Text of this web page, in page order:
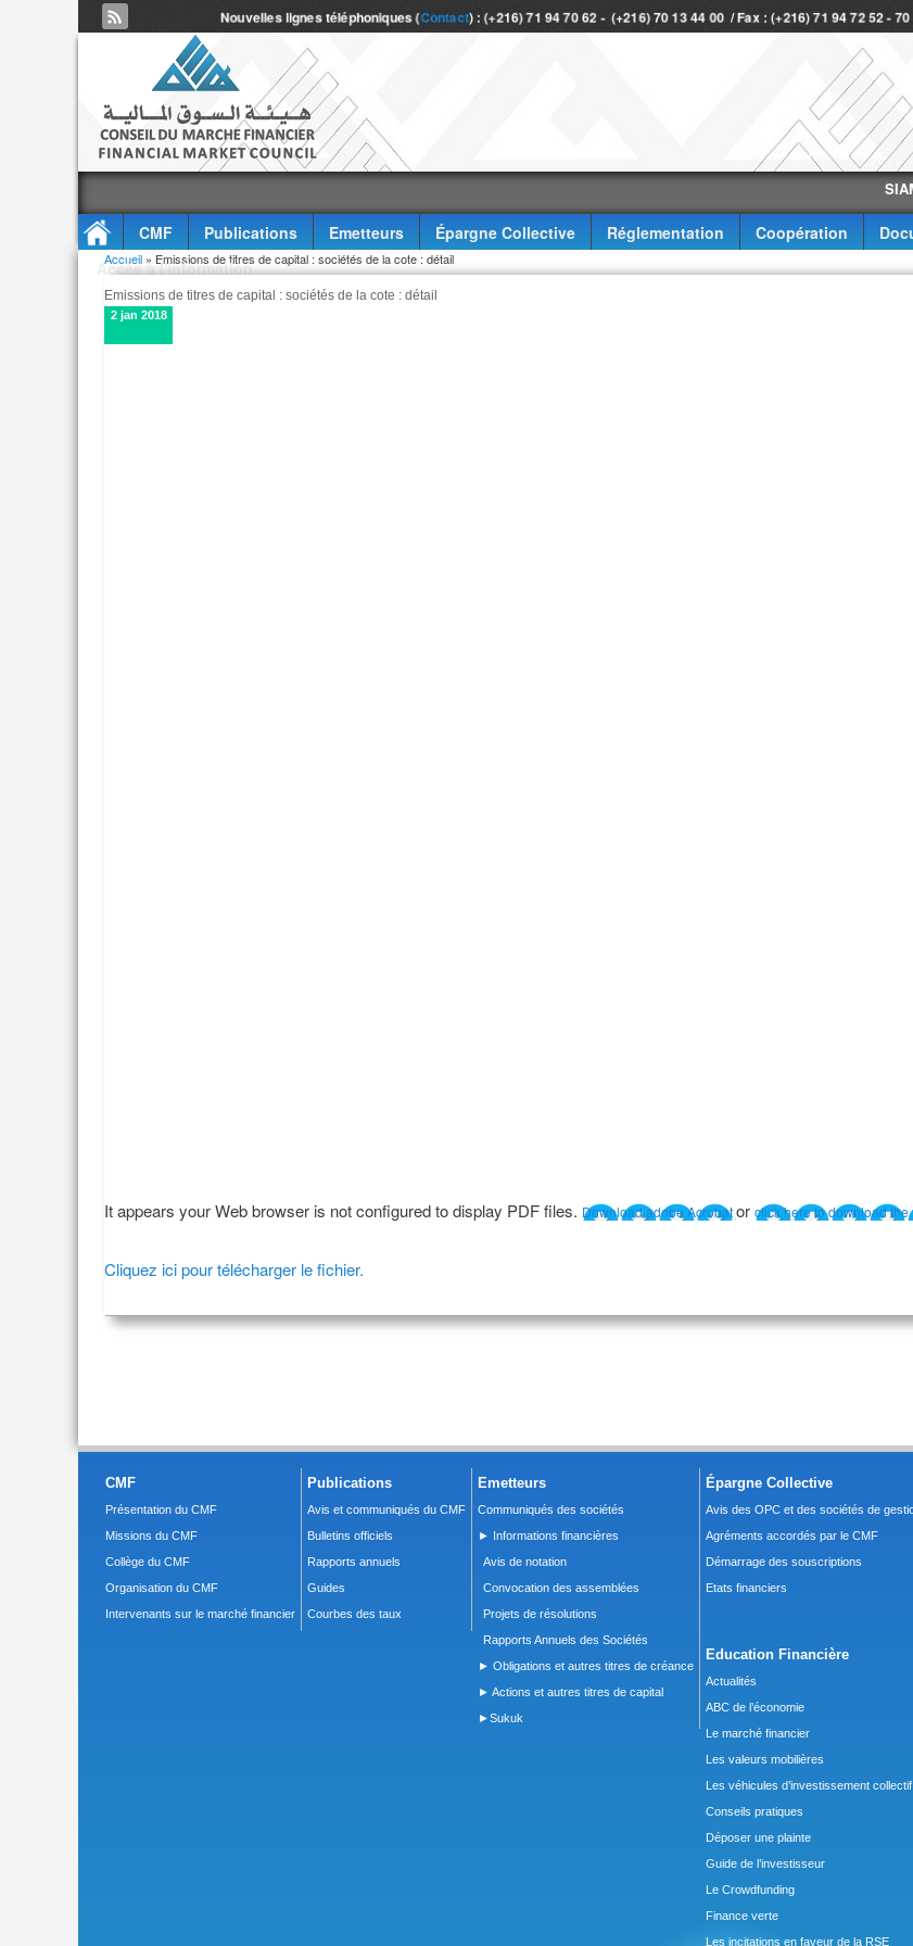
Nouvelles lignes téléphoniques (Contact) : (+216) 71 94 70 62 - (+216) 70 13 44 00 / Fax : (+216) 71 94 72 52 -
SIAME-2
CMF Publications Emetteurs Épargne Collective Réglementation Coopération
Accès à l'information
Vous êtes ici
Accueil » Emissions de titres de capital : sociétés de la cote : détail
Emissions de titres de capital : sociétés de la cote : détail
2 jan 2018
It appears your Web browser is not configured to display PDF files. Download adobe Acrobator click here to download the
Cliquez ici pour télécharger le fichier.
CMF
Présentation du CMF
Missions du CMF
Collège du CMF
Organisation du CMF
Intervenants sur le marché financier
Publications
Avis et communiqués du CMF
Bulletins officiels
Rapports annuels
Guides
Courbes des taux
Emetteurs
Communiqués des sociétés
► Informations financières
Avis de notation
Convocation des assemblées
Projets de résolutions
Rapports Annuels des Sociétés
► Obligations et autres titres de créance
► Actions et autres titres de capital
►Sukuk
Épargne Collective
Avis des OPC et des sociétés de
Agréments accordés par le CMF
Démarrage des souscriptions
Etats financiers
Education Financière
Actualités
ABC de l’économie
Le marché financier
Les valeurs mobilières
Les véhicules d’investissement collectif
Conseils pratiques
Déposer une plainte
Guide de l’investisseur
Le Crowdfunding
Finance verte
Les incitations en faveur de la RSE